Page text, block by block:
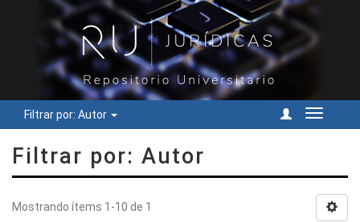
Filtrar por: Autor
Cambiar
Filtrar por: Autor
Mostrando ítems 1-10 de 1